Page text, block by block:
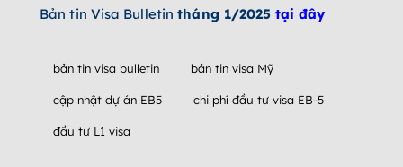
Bản tin Visa Bulletintháng 1/2025 tại đây
bản tin visa bulletin bản tin visa Mỹ
cập nhật dự án EB5 chi phí đầu tư visa EB-5
đầu tư L1 visa